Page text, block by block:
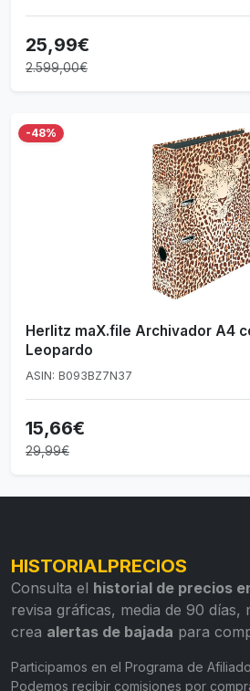
25,99€
2.599,00€
-48%
Herlitz maX.file Archivador A4
Leopardo
ASIN: B093BZ7N37
15,66€
29,99€
HISTORIALPRECIOS
Consulta el historial de precios
revisa gráficas, media de 90 días,
crea alertas de bajada para
Participamos en el Programa de
Podemos recibir comisiones por